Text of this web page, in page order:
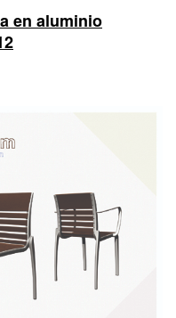
en aluminio